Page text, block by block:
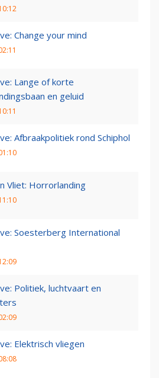
Change your mind
Lange of korte
en geluid
Afbraakpolitiek rond Schiphol
Vliet: Horrorlanding
Soesterberg International
Politiek, luchtvaart en
Elektrisch vliegen